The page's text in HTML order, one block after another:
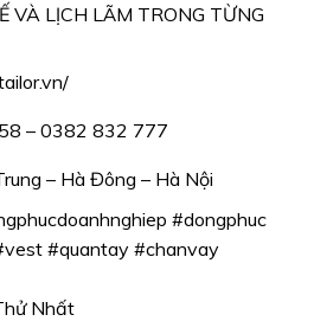
VÀ LỊCH LÃM TRONG TỪNG
– 0382 832 777
– Hà Đông – Hà Nội
#dongphuc
#quantay #chanvay
Nhất